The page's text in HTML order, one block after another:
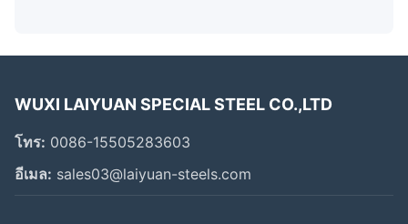
WUXI LAIYUAN SPECIAL STEEL CO.,LTD
โทร: 0086-15505283603
อีเมล: sales03@laiyuan-steels.com